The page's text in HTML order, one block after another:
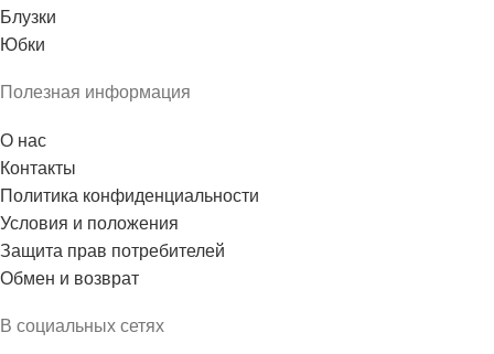
Блузки
Юбки
Полезная информация
О нас
Контакты
Политика конфиденциальности
Условия и положения
Защита прав потребителей
Обмен и возврат
В социальных сетях